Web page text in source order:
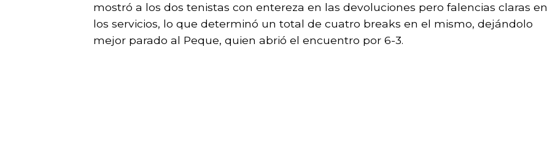
mostró a los dos tenistas con entereza en las devoluciones pero falencias claras en
los servicios, lo que determinó un total de cuatro breaks en el mismo, dejándolo
mejor parado al Peque, quien abrió el encuentro por 6-3.